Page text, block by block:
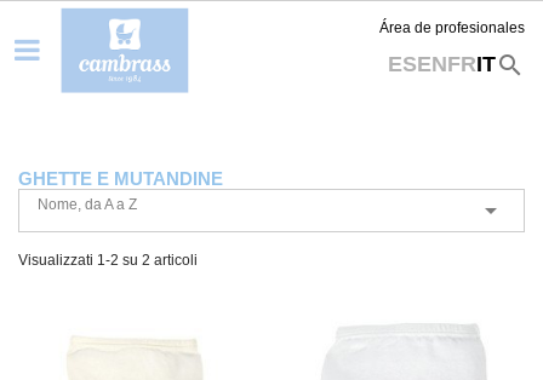
Área de profesionales
ESENFRITsearch
GHETTE E MUTANDINE
Nome, da A a Z 
Visualizzati 1-2 su 2 articoli